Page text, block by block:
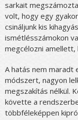
sarkait
volt, hogy egy
csináljunk kis
ismétlésszámokon
megcélozni
A hatás nem maradt
módszert, nagyon
megszakítás nélkül.
követte a
többféleképpen